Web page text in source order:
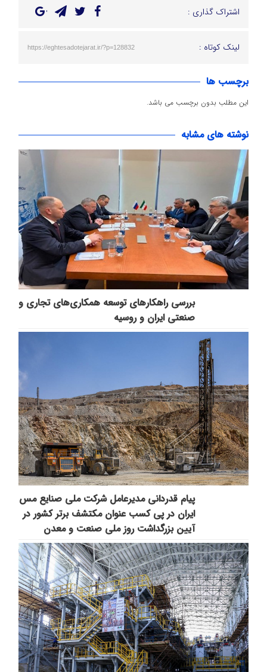
اشتراک گذاری :
لینک کوتاه : https://eghtesadotejarat.ir/?p=128832
برچسب ها
این مطلب بدون برچسب می باشد.
نوشته های مشابه
بررسی راهکارهای توسعه همکاری‌های تجاری و
صنعتی ایران و روسیه
پیام قدردانی مدیرعامل شرکت ملی صنایع مس
ایران در پی کسب عنوان مکتشف برتر کشور در
آیین بزرگداشت روز ملی صنعت و معدن